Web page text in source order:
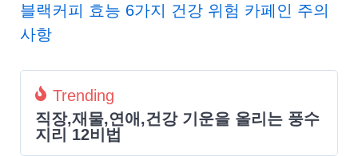
블랙커피 효능 6가지 건강 위험 카페인 주의
사항
Trending
직장,재물,연애,건강 기운을 올리는 풍수
지리 12비법